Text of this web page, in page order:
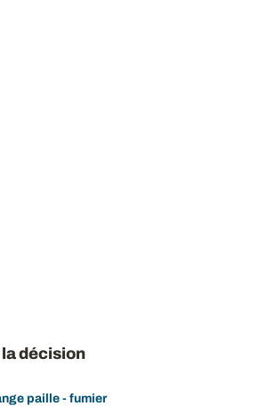
la décision
paille - fumier